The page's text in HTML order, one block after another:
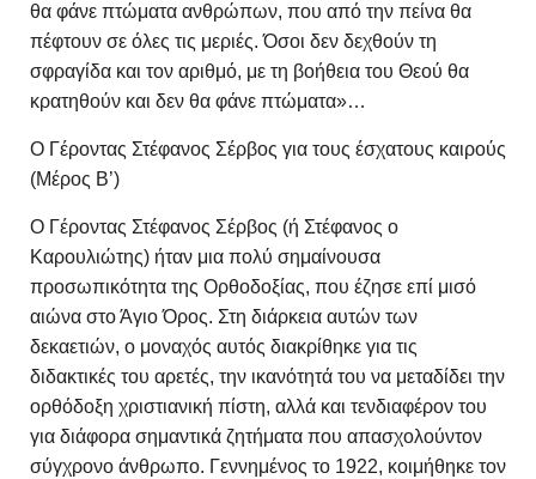
θα φάνε πτώματα ανθρώπων, που από την πείνα θα
πέφτουν σε όλες τις μεριές. Όσοι δεν δεχθούν τη
σφραγίδα και τον αριθμό, με τη βοήθεια του Θεού θα
κρατηθούν και δεν θα φάνε πτώματα»…
Ο Γέροντας Στέφανος Σέρβος για τους έσχατους καιρούς
(Μέρος B’)
Ο Γέροντας Στέφανος Σέρβος (ή Στέφανος ο
Καρουλιώτης) ήταν μια πολύ σημαίνουσα
προσωπικότητα της Ορθοδοξίας, που έζησε επί μισό
αιώνα στο Άγιο Όρος. Στη διάρκεια αυτών των
δεκαετιών, ο μοναχός αυτός διακρίθηκε για τις
διδακτικές του αρετές, την ικανότητά του να μεταδίδει την
ορθόδοξη χριστιανική πίστη, αλλά και τενδιαφέρον του
για διάφορα σημαντικά ζητήματα που απασχολούντον
σύγχρονο άνθρωπο. Γεννημένος το 1922, κοιμήθηκε τον